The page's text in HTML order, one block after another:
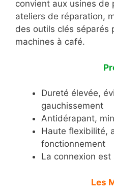
convient aux usines de
ateliers de réparation,
des outils clés séparés
machines à café.
Dureté élevée,
gauchissement
Antidérapant,
Haute flexibilité,
fonctionnement
La connexion
Les